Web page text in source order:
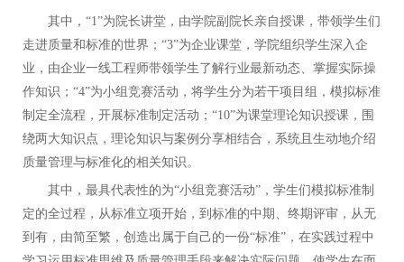
其中， “1”为院长讲堂，由学院副院长亲自授课，带领学生们
走进质量和标准的世界；“3”为企业课堂，学院组织学生深入企
业，由企业一线工程师带领学生了解行业最新动态、掌握实际操
作知识；“4”为小组竞赛活动，将学生分为若干项目组，模拟标准
制定全流程，开展标准制定活动；“10”为课堂理论知识授课，围
绕两大知识点，理论知识与案例分享相结合，系统且生动地介绍
质量管理与标准化的相关知识。
其中，最具代表性的为“小组竞赛活动”，学生们模拟标准制
定的全过程，从标准立项开始，到标准的中期、终期评审，从无
到有，由简至繁，创造出属于自己的一份“标准”，在实践过程中